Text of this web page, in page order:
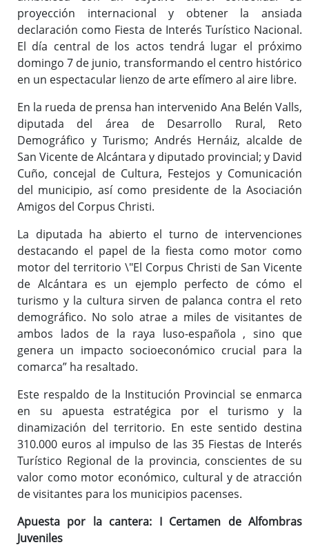
proyección internacional y obtener la ansiada
declaración como Fiesta de Interés Turístico Nacional.
El día central de los actos tendrá lugar el próximo
domingo 7 de junio, transformando el centro histórico
en un espectacular lienzo de arte efímero al aire libre.
En la rueda de prensa han intervenido Ana Belén Valls,
diputada del área de Desarrollo Rural, Reto
Demográfico y Turismo; Andrés Hernáiz, alcalde de
San Vicente de Alcántara y diputado provincial; y David
Cuño, concejal de Cultura, Festejos y Comunicación
del municipio, así como presidente de la Asociación
Amigos del Corpus Christi.
La diputada ha abierto el turno de intervenciones
destacando el papel de la fiesta como motor como
motor del territorio \"El Corpus Christi de San Vicente
de Alcántara es un ejemplo perfecto de cómo el
turismo y la cultura sirven de palanca contra el reto
demográfico. No solo atrae a miles de visitantes de
ambos lados de la raya luso-española , sino que
genera un impacto socioeconómico crucial para la
comarca” ha resaltado.
Este respaldo de la Institución Provincial se enmarca
en su apuesta estratégica por el turismo y la
dinamización del territorio. En este sentido destina
310.000 euros al impulso de las 35 Fiestas de Interés
Turístico Regional de la provincia, conscientes de su
valor como motor económico, cultural y de atracción
de visitantes para los municipios pacenses.
Apuesta por la cantera: I Certamen de Alfombras
Juveniles